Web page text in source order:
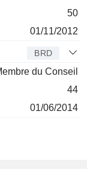
50
01/11/2012
BRD
du Conseil
44
01/06/2014